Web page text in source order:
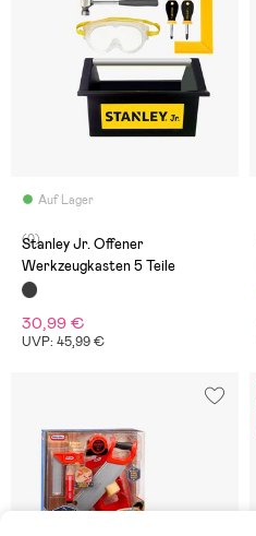
Auf Lager
(0)
Stanley Jr. Offener
Werkzeugkasten 5 Teile
30,99 €
UVP: 45,99 €